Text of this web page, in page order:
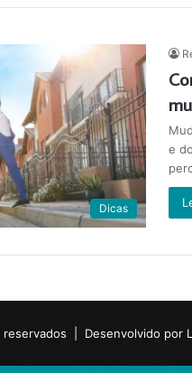
Dicas
e
reservados | Desenvolvido por